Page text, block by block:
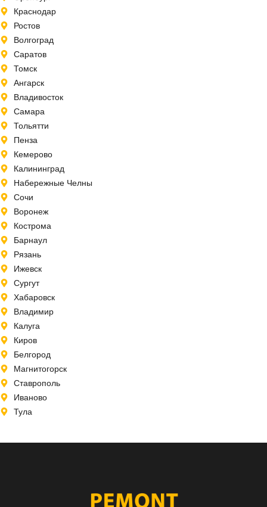
Краснодар
Ростов
Волгоград
Саратов
Томск
Ангарск
Владивосток
Самара
Тольятти
Пенза
Кемерово
Калининград
Набережные Челны
Сочи
Воронеж
Кострома
Барнаул
Рязань
Ижевск
Сургут
Хабаровск
Владимир
Калуга
Киров
Белгород
Магнитогорск
Ставрополь
Иваново
Тула